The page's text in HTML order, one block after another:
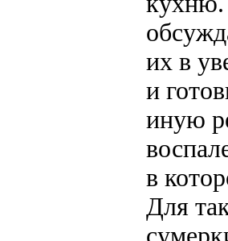
их в
и
иную
в
Для